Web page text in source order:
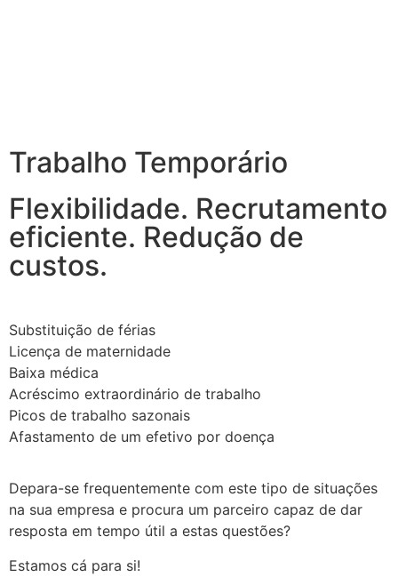
Trabalho Temporário
Flexibilidade. Recrutamento
eficiente. Redução de
custos.
Substituição de férias
Licença de maternidade
Baixa médica
Acréscimo extraordinário de trabalho
Picos de trabalho sazonais
Afastamento de um efetivo por doença
Depara-se frequentemente com este tipo de situações
na sua empresa e procura um parceiro capaz de dar
resposta em tempo útil a estas questões?
Estamos cá para si!